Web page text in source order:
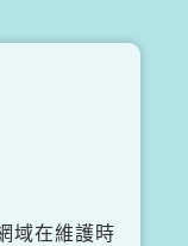
域在維護時